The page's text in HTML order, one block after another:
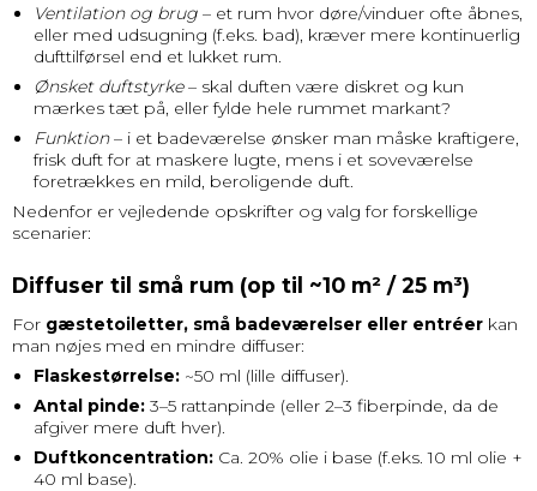
Ventilation og brug– et rum hvor døre/vinduer ofte åbnes,
eller med udsugning (f.eks. bad), kræver mere kontinuerlig
dufttilførsel end et lukket rum.
Ønsket duftstyrke– skal duften være diskret og kun
mærkes tæt på, eller fylde hele rummet markant?
Funktion– i et badeværelse ønsker man måske kraftigere,
frisk duft for at maskere lugte, mens i et soveværelse
foretrækkes en mild, beroligende duft.
Nedenfor er vejledende opskrifter og valg for forskellige
scenarier:
Diffuser til små rum (op til ~10 m² / 25 m³)
For gæstetoiletter, små badeværelser eller entréer kan
man nøjes med en mindre diffuser:
Flaskestørrelse:~50 ml (lille diffuser).
Antal pinde:3–5 rattanpinde (eller 2–3 fiberpinde, da de
afgiver mere duft hver).
Duftkoncentration:Ca. 20% olie i base (f.eks. 10 ml olie +
40 ml base).